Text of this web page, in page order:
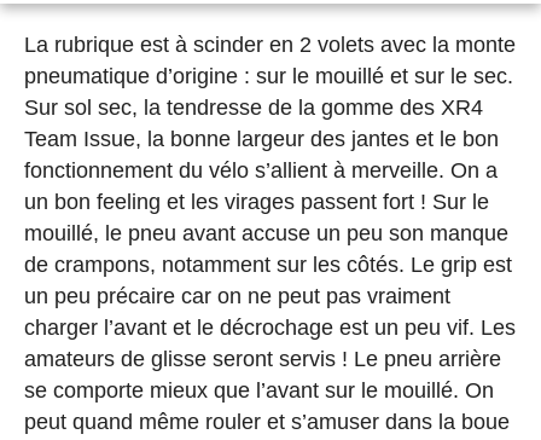
La rubrique est à scinder en 2 volets avec la monte
pneumatique d’origine : sur le mouillé et sur le sec.
Sur sol sec, la tendresse de la gomme des XR4
Team Issue, la bonne largeur des jantes et le bon
fonctionnement du vélo s’allient à merveille. On a
un bon feeling et les virages passent fort ! Sur le
mouillé, le pneu avant accuse un peu son manque
de crampons, notamment sur les côtés. Le grip est
un peu précaire car on ne peut pas vraiment
charger l’avant et le décrochage est un peu vif. Les
amateurs de glisse seront servis ! Le pneu arrière
se comporte mieux que l’avant sur le mouillé. On
peut quand même rouler et s’amuser dans la boue